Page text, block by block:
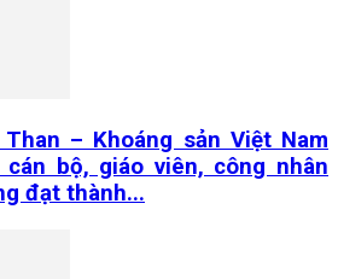
– Khoáng sản Việt Nam
bộ, giáo viên, công nhân
đạt thành...